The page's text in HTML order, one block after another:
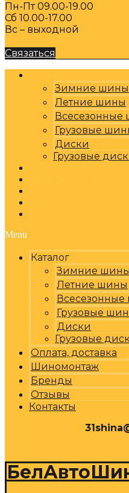
Пн-Пт 09.00-19.00
Сб 10.00-17.00
Вс – выходной
Связаться
Зимние шины
Летние шины
Всесезонные
Грузовые
Диски
Грузовые
Menu
Каталог
Зимние шины
Летние шины
Грузовые
Диски
Грузовые
Оплата, доставка
Шиномонтаж
Бренды
Отзывы
Контакты